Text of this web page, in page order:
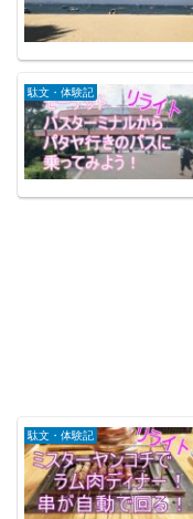
駄文・体験記
駄文・体験記